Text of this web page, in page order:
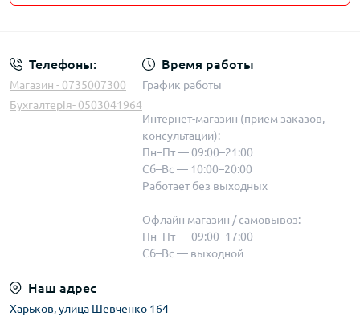
Телефоны:
Магазин - 0735007300
Бухгалтерія- 0503041964
Время работы
График работы
Интернет-магазин (прием заказов,
консультации):
Пн–Пт — 09:00–21:00
Сб–Вс — 10:00–20:00
Работает без выходных
Офлайн магазин / самовывоз:
Пн–Пт — 09:00–17:00
Сб–Вс — выходной
Наш адрес
Харьков, улица Шевченко 164